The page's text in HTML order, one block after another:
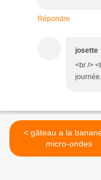
Répondre
josette
<br />
< gâteau a la banane au
micro-ondes